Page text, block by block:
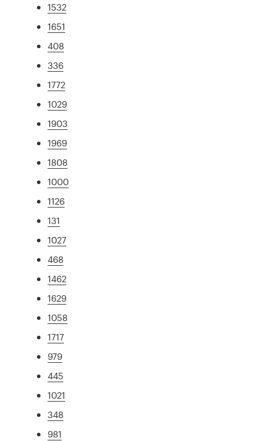
1532
1651
408
336
1772
1029
1903
1969
1808
1000
1126
131
1027
468
1462
1629
1058
1717
979
445
1021
348
981